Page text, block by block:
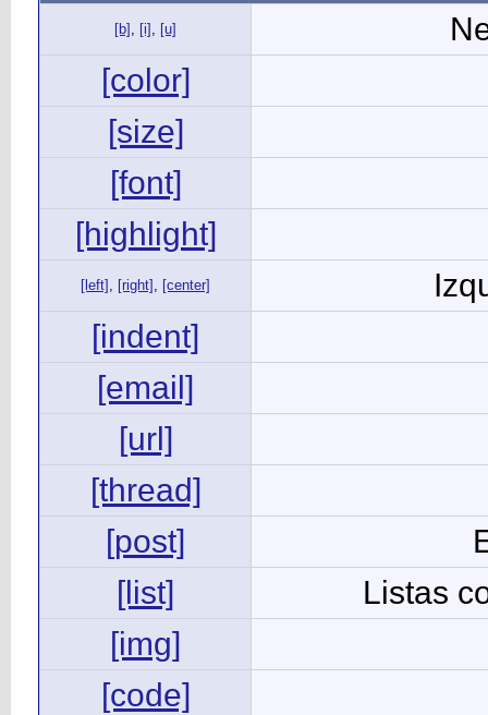
[b] , [i] , [u]
[color]
[size]
[font]
[highlight]
[left] , [right] , [center]
[indent]
[email]
[url]
[thread]
[post]
[list]
Listas
[img]
[code]